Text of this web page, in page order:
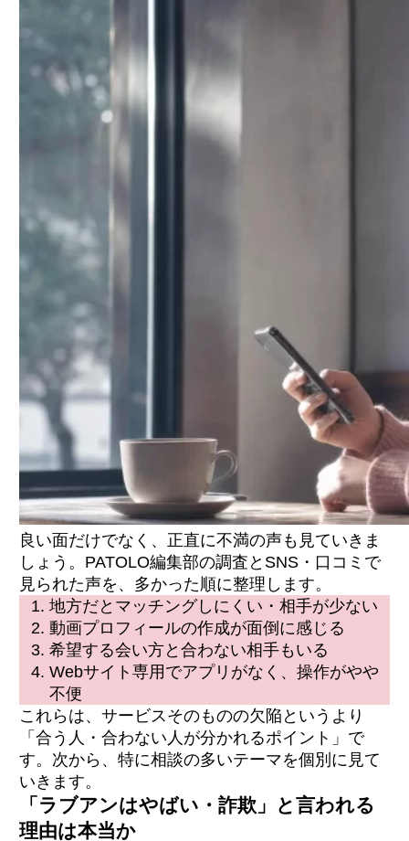
良い面だけでなく、正直に不満の声も見ていきま
しょう。PATOLO編集部の調査とSNS・口コミで
見られた声を、多かった順に整理します。
地方だとマッチングしにくい・相手が少ない
動画プロフィールの作成が面倒に感じる
希望する会い方と合わない相手もいる
Webサイト専用でアプリがなく、操作がやや
不便
これらは、サービスそのものの欠陥というより
「合う人・合わない人が分かれるポイント」で
す。次から、特に相談の多いテーマを個別に見て
いきます。
「ラブアンはやばい・詐欺」と言われる
理由は本当か